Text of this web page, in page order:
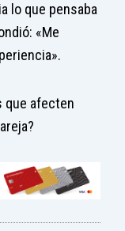
lo que pensaba
«Me
que afecten